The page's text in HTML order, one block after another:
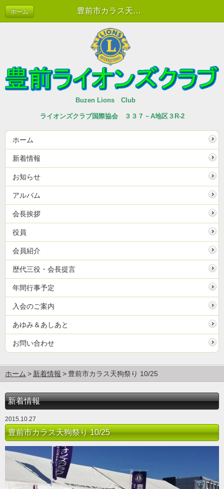
豊前市カラス天狗祭り 10/25 | 新着情報
ホーム
Buzen Lions Club
ライオンズクラブ国際協会 ３３７－A地区３R-2
ホーム
新着情報
お知らせ
アルバム
会長挨拶
役員
会員紹介
歴代三役・会長提言
年間行事予定
入会のご案内
あゆみ＆あしあと
お問い合わせ
ホーム 新着情報 豊前市カラス天狗祭り 10/25
新着情報
2015.10.27
豊前市カラス天狗祭り 10/25